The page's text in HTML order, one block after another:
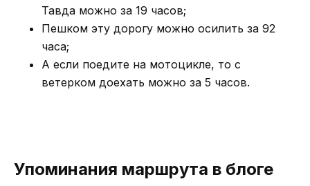
Тавда можно за 19 часов;
Пешком эту дорогу можно осилить за 92
часа;
А если поедите на мотоцикле, то с
ветерком доехать можно за 5 часов.
Упоминания маршрута в блоге